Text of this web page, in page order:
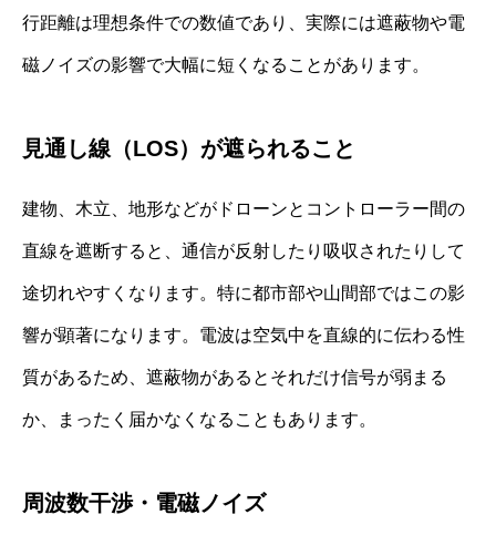
行距離は理想条件での数値であり、実際には遮蔽物や電
磁ノイズの影響で大幅に短くなることがあります。
見通し線（LOS）が遮られること
建物、木立、地形などがドローンとコントローラー間の
直線を遮断すると、通信が反射したり吸収されたりして
途切れやすくなります。特に都市部や山間部ではこの影
響が顕著になります。電波は空気中を直線的に伝わる性
質があるため、遮蔽物があるとそれだけ信号が弱まる
か、まったく届かなくなることもあります。
周波数干渉・電磁ノイズ